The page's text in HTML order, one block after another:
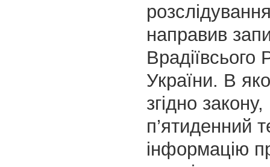
направив
України. В
згідно закону,
п’ятиденний
інформацію